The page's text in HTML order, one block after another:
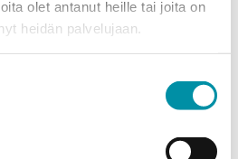
olet antanut heille tai joita on
heidän palvelujaan.
order quantity in meters. Please